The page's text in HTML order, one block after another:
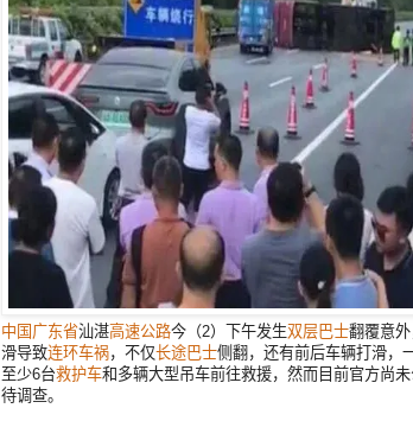
中国 广东省汕湛高速公路今（2）下午发生双层巴士翻覆意外
滑导致连环车祸，不仅长途巴士侧翻，还有前后车辆打滑，
至少6台救护车和多辆大型吊车前往救援，然而目前官方尚
待调查。